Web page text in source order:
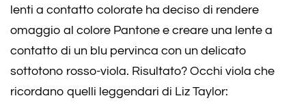
lenti a contatto colorate ha deciso di rendere
omaggio al colore Pantone e creare una lente a
contatto di un blu pervinca con un delicato
sottotono rosso-viola. Risultato? Occhi viola che
ricordano quelli leggendari di Liz Taylor: